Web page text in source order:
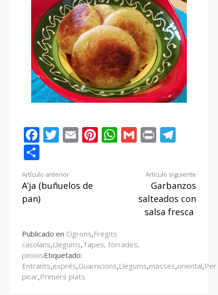
Facebook
Twitter
EmailPinterest
WhatsApp
Gmail
Print
Seguir
leyendo
Artículo anterior
A’ja (buñuelos de
pan)
Artículo siguiente
Garbanzos
salteados con
salsa fresca
Publicado en Cigrons,Fregits
casolans,Llegums,Tapes, torrades,
pinxosEtiquetado:
Entrants,exprés,Guarnicions,Llegums,masses,oriental,Per
picar,Primers plats